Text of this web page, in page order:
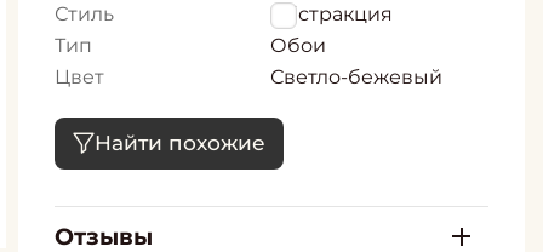
Стиль
Абстракция
Тип
Обои
Цвет
Светло-бежевый
Найти похожие
Отзывы